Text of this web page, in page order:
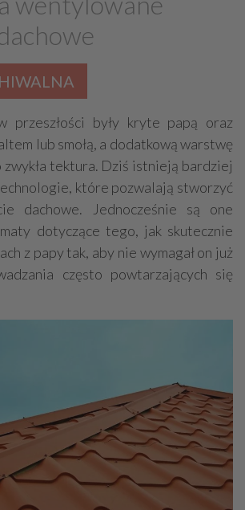
drewniane
emalie
Beton
bloczki
Szalunki, szalunki kartonowe
Kostka brukowa, granitowa
Kruszywa
Systemy kominowe
Składy budowlane
Sklejki Blachy
Szkło
Styropian
System barw
przeszłości były kryte papą oraz
lub smołą, a dodatkową warstwę
zwykła tektura. Dziś istnieją bardziej
które pozwalają stworzyć
dachowe. Jednocześnie są one
dotyczące tego, jak skutecznie
z papy tak, aby nie wymagał on już
często powtarzających się